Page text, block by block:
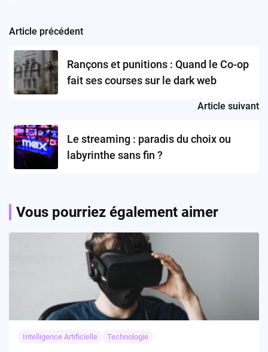
Post
navigation
Article précédent
Rançons et punitions : Quand le Co-op
fait ses courses sur le dark web
Article suivant
Le streaming : paradis du choix ou
labyrinthe sans fin ?
Vous pourriez également aimer
Intelligence Artificielle Technologie